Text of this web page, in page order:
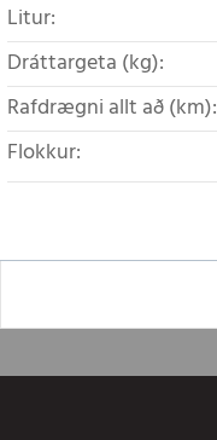
Litur:
Dráttargeta (kg):
Rafdrægni allt að (km):
Flokkur: